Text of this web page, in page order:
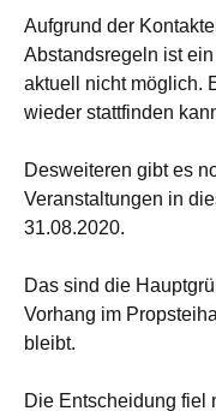
Aufgrund der
Abstandsregeln ist
aktuell nicht möglich.
wieder stattfinden
Desweiteren gibt es
Veranstaltungen in
31.08.2020.
Das sind die
Vorhang im
bleibt.
Die Entscheidung fiel